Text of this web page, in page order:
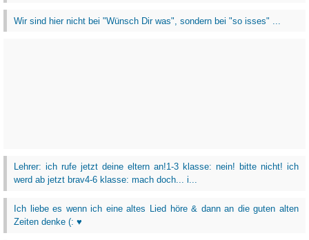
Wir sind hier nicht bei "Wünsch Dir was", sondern bei "so isses" ...
Lehrer: ich rufe jetzt deine eltern an!1-3 klasse: nein! bitte nicht! ich
werd ab jetzt brav4-6 klasse: mach doch... i...
Ich liebe es wenn ich eine altes Lied höre & dann an die guten alten
Zeiten denke (: ♥